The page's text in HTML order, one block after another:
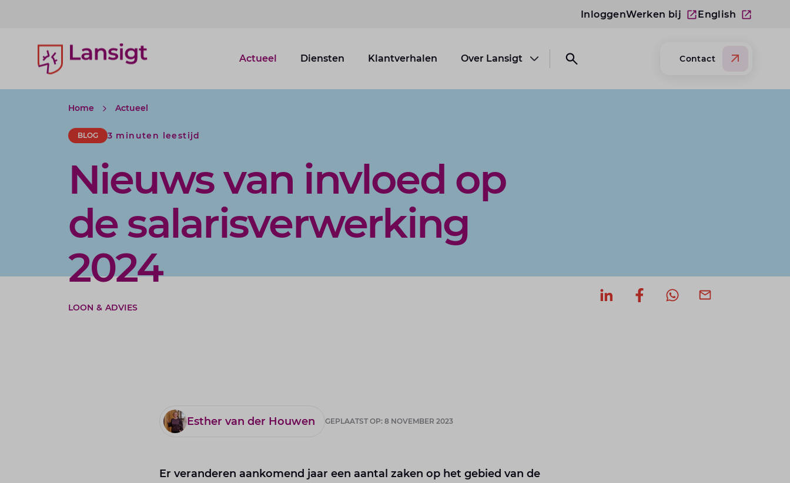
InloggenWerken bij English
Lansigt Accountants logo
Actueel Diensten Klantverhalen Over Lansigt
Open submenu Over Lansigt
Open search website
Contact
Home Actueel
BLOG 3 minuten leestijd
Nieuws van invloed op
de salarisverwerking
2024
LOON & ADVIES
Esther van der Houwen GEPLAATST OP: 8 NOVEMBER 2023
Er veranderen aankomend jaar een aantal zaken op het gebied van de